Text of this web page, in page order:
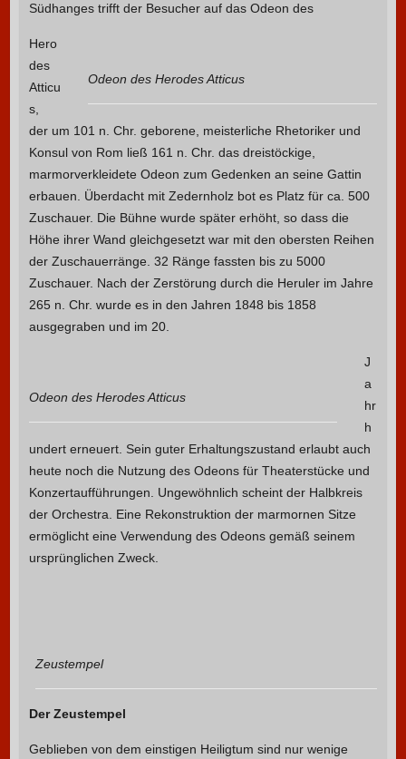
Südhanges trifft der Besucher auf das Odeon des
Odeon des Herodes Atticus
Hero
des
Atticu
s,
der um 101 n. Chr. geborene, meisterliche Rhetoriker und
Konsul von Rom ließ 161 n. Chr. das dreistöckige,
marmorverkleidete Odeon zum Gedenken an seine Gattin
erbauen. Überdacht mit Zedernholz bot es Platz für ca. 500
Zuschauer. Die Bühne wurde später erhöht, so dass die
Höhe ihrer Wand gleichgesetzt war mit den obersten Reihen
der Zuschauerränge. 32 Ränge fassten bis zu 5000
Zuschauer. Nach der Zerstörung durch die Heruler im Jahre
265 n. Chr. wurde es in den Jahren 1848 bis 1858
ausgegraben und im 20.
Odeon des Herodes Atticus
J
a
hr
h
undert erneuert. Sein guter Erhaltungszustand erlaubt auch
heute noch die Nutzung des Odeons für Theaterstücke und
Konzertaufführungen. Ungewöhnlich scheint der Halbkreis
der Orchestra. Eine Rekonstruktion der marmornen Sitze
ermöglicht eine Verwendung des Odeons gemäß seinem
ursprünglichen Zweck.
Zeustempel
Der Zeustempel
Geblieben von dem einstigen Heiligtum sind nur wenige